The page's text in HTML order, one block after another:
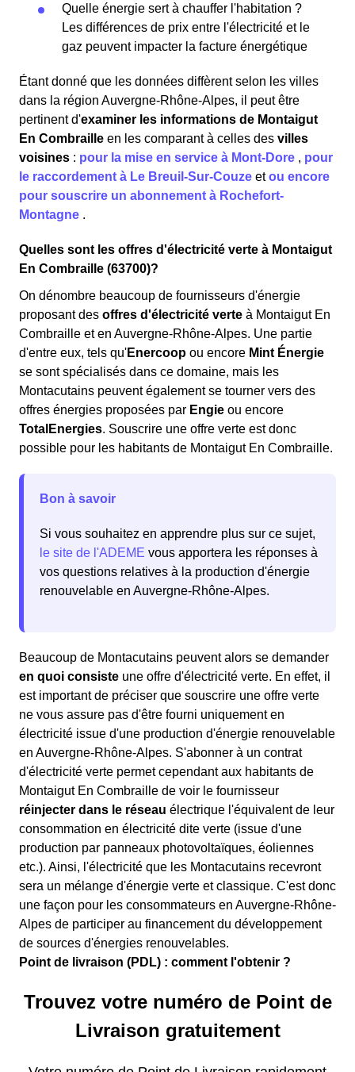
Quelle énergie sert à chauffer l'habitation ?
Les différences de prix entre l'électricité et le
gaz peuvent impacter la facture énergétique
Étant donné que les données diffèrent selon les villes
dans la région Auvergne-Rhône-Alpes, il peut être
pertinent d'examiner les informations de Montaigut
En Combraille en les comparant à celles des villes
voisines : pour la mise en service à Mont-Dore , pour
le raccordement à Le Breuil-Sur-Couze etou encore
pour souscrire un abonnement à Rochefort-
Montagne .
Quelles sont les offres d'électricité verte à Montaigut
En Combraille (63700)?
On dénombre beaucoup de fournisseurs d'énergie
proposant des offres d'électricité verte à Montaigut En
Combraille et en Auvergne-Rhône-Alpes. Une partie
d'entre eux, tels qu'Enercoop ou encore Mint Énergie
se sont spécialisés dans ce domaine, mais les
Montacutains peuvent également se tourner vers des
offres énergies proposées par Engie ou encore
TotalEnergies. Souscrire une offre verte est donc
possible pour les habitants de Montaigut En Combraille.
Bon à savoir
Si vous souhaitez en apprendre plus sur ce sujet,
le site de l'ADEME vous apportera les réponses à
vos questions relatives à la production d'énergie
renouvelable en Auvergne-Rhône-Alpes.
Beaucoup de Montacutains peuvent alors se demander
en quoi consiste une offre d'électricité verte. En effet, il
est important de préciser que souscrire une offre verte
ne vous assure pas d'être fourni uniquement en
électricité issue d'une production d'énergie renouvelable
en Auvergne-Rhône-Alpes. S'abonner à un contrat
d'électricité verte permet cependant aux habitants de
Montaigut En Combraille de voir le fournisseur
réinjecter dans le réseau électrique l'équivalent de leur
consommation en électricité dite verte (issue d'une
production par panneaux photovoltaïques, éoliennes
etc.). Ainsi, l'électricité que les Montacutains recevront
sera un mélange d'énergie verte et classique. C'est donc
une façon pour les consommateurs en Auvergne-Rhône-
Alpes de participer au financement du développement
de sources d'énergies renouvelables.
Point de livraison (PDL) : comment l'obtenir ?